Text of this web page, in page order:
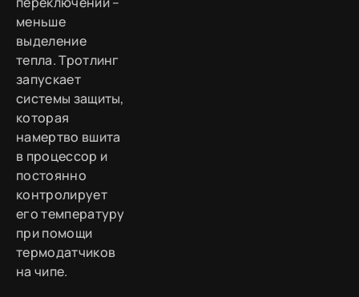
меньше
выделение
тепла. Тротлинг
запускает
системы защиты,
которая
намертво вшита
в процессор и
постоянно
контролирует
его температуру
при помощи
термодатчиков
на чипе.